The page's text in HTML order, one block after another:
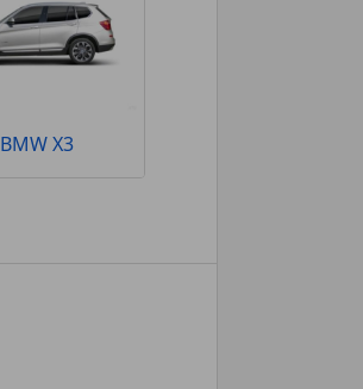
BMW X3